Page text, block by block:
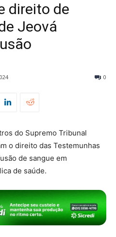
direito de
Jeová
0
do Supremo Tribunal
o direito das Testemunhas
de sangue em
de saúde.